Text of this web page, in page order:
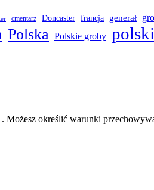
cmentarz Doncaster francja generał
Polska Polskie groby
. Możesz określić warunki